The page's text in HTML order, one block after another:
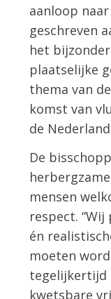
aanloop
geschreven
het
plaatselijke
thema van
komst van
de
De
mensen
respect.
én
moeten
tegelijkertijd
kwetsbare